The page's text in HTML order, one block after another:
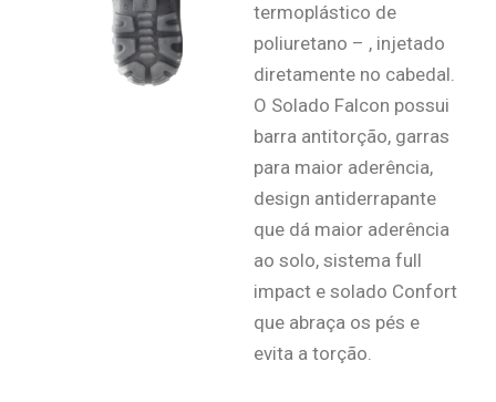
termoplástico de
poliuretano – , injetado
diretamente no cabedal.
O Solado Falcon possui
barra antitorção, garras
para maior aderência,
design antiderrapante
que dá maior aderência
ao solo, sistema full
impact e solado Confort
que abraça os pés e
evita a torção.